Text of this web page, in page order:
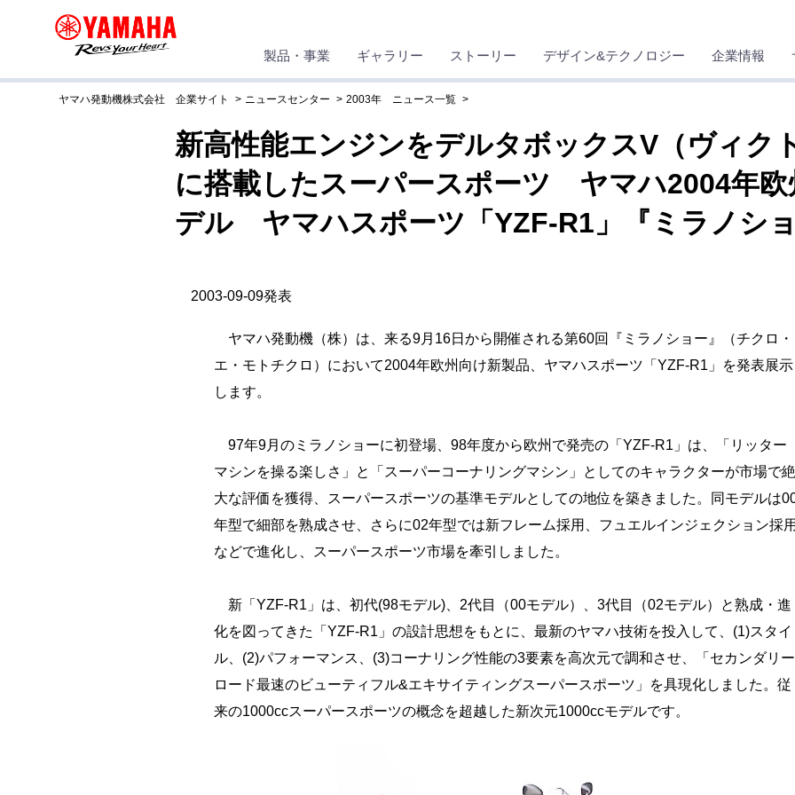
製品・事業 ギャラリー ストーリー デザイン&テクノロジー 企業情報
ヤマハ発動機株式会社 企業サイト ニュースセンター 2003年 ニュース一覧
新高性能エンジンをデルタボックスV（ヴィク
に搭載したスーパースポーツ ヤマハ2004年欧
デル ヤマハスポーツ「YZF-R1」『ミラノシ
2003-09-09発表
ヤマハ発動機（株）は、来る9月16日から開催される第60回『ミラノショー』（チクロ・
エ・モトチクロ）において2004年欧州向け新製品、ヤマハスポーツ「YZF-R1」を発表展示
します。
97年9月のミラノショーに初登場、98年度から欧州で発売の「YZF-R1」は、「リッター
マシンを操る楽しさ」と「スーパーコーナリングマシン」としてのキャラクターが市場で絶
大な評価を獲得、スーパースポーツの基準モデルとしての地位を築きました。同モデルは
年型で細部を熟成させ、さらに02年型では新フレーム採用、フュエルインジェクション採用
などで進化し、スーパースポーツ市場を牽引しました。
新「YZF-R1」は、初代(98モデル)、2代目（00モデル）、3代目（02モデル）と熟成・進
化を図ってきた「YZF-R1」の設計思想をもとに、最新のヤマハ技術を投入して、(1)スタイ
ル、(2)パフォーマンス、(3)コーナリング性能の3要素を高次元で調和させ、「セカンダリー
ロード最速のビューティフル&エキサイティングスーパースポーツ」を具現化しました。従
来の1000ccスーパースポーツの概念を超越した新次元1000ccモデルです。